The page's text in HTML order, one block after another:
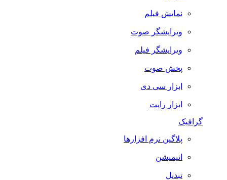
نمایش فیلم
ویرایشگر صوت
ویرایشگر فیلم
پخش صوت
ابزار سی دی
ابزار رایت
گرافیک
پلاگین نرم افزارها
انیمیشن
تبدیل